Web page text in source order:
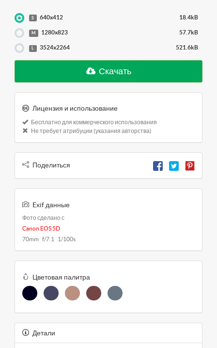
S 640x412 18.4kB
M 1280x823 57.7kB
L 3524x2264 521.6kB
Скачать
Лицензия и использование
Бесплатно для коммерческого использования
Не требует атрибуции (указания авторства)
Поделиться
Exif данные
Фото сделано с
Canon EOS 5D
70mm f/7.1 1/100s
Цветовая палитра
Детали